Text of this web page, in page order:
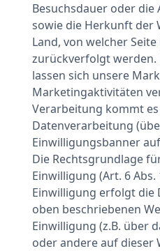
Besuchsdauer oder
sowie die Herkunft der
Land, von welcher
zurückverfolgt werden.
lassen sich unsere
Marketingaktivitäten
Verarbeitung kommt
Datenverarbeitung
Einwilligungsbanner
Die Rechtsgrundlage
Einwilligung (Art. 6 Abs.
Einwilligung erfolgt die
oben beschriebenen
Einwilligung (z.B. über
oder andere auf dieser